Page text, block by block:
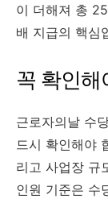
이 더해져 총
배 지급의 핵심
꼭 확인해
근로자의날 수
드시 확인해야
리고 사업장 규
인원 기준은 수